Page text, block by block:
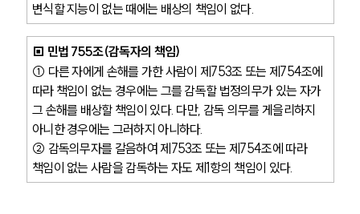
변식할 지능이 없는 때에는 배상의 책임이 없다.
▣ 민법 755조(감독자의 책임)
① 다른 자에게 손해를 가한 사람이 제753조 또는 제754조에
따라 책임이 없는 경우에는 그를 감독할 법정의무가 있는 자가
그 손해를 배상할 책임이 있다. 다만, 감독 의무를 게을리하지
아니한 경우에는 그러하지 아니하다.
② 감독의무자를 갈음하여 제753조 또는 제754조에 따라
책임이 없는 사람을 감독하는 자도 제1항의 책임이 있다.